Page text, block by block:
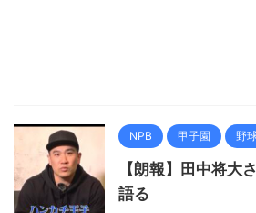
NPB 甲子園 野
【朗報】田中将大
語る